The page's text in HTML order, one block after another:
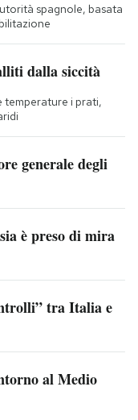
spagnole, basata
dalla siccità
temperature i prati,
generale degli
è preso di mira
tra Italia e
al Medio